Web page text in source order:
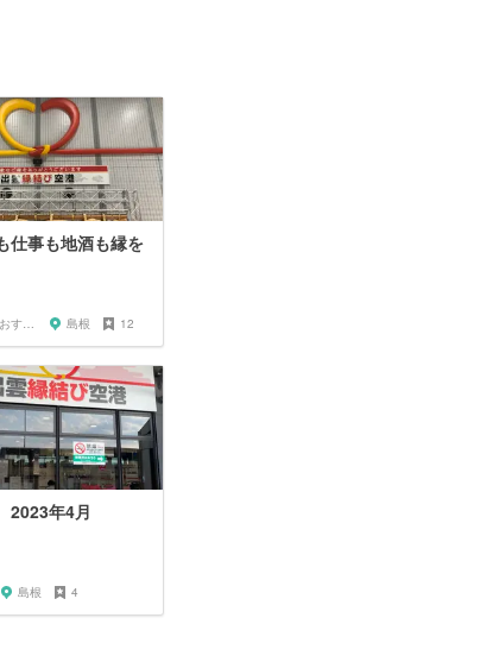
仕事も地酒も縁を
アツラエおすすめ旅プラン！ 島根 12
年4月
島根 4